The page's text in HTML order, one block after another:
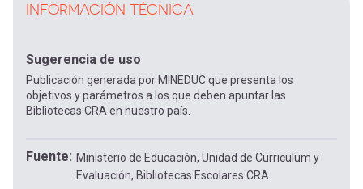
INFORMACIÓN TÉCNICA
Sugerencia de uso
Publicación generada por MINEDUC que presenta los
objetivos y parámetros a los que deben apuntar las
Bibliotecas CRA en nuestro país.
Fuente
Ministerio de Educación, Unidad de Curriculum y
Evaluación, Bibliotecas Escolares CRA